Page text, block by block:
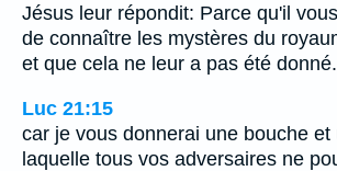
Jésus leur répondit: Parce qu'il
de connaître les mystères du
et que cela ne leur a pas été donné.
Luc 21:15
car je vous donnerai une bouche
laquelle tous vos adversaires ne